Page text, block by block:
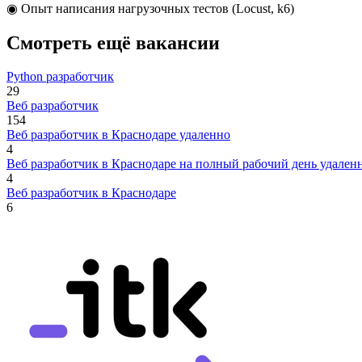
◉ Опыт написания нагрузочных тестов (Locust, k6)
Смотреть ещё вакансии
Python разработчик
29
Веб разработчик
154
Веб разработчик в Краснодаре удаленно
4
Веб разработчик в Краснодаре на полный рабочий день
4
Веб разработчик в Краснодаре
6